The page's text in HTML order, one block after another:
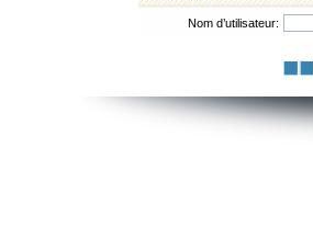
Nom d’utilisateur: